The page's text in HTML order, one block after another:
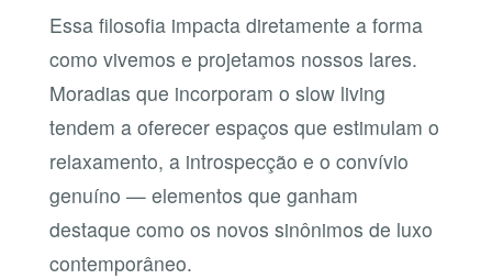
Essa filosofia impacta diretamente a forma
como vivemos e projetamos nossos lares.
Moradias que incorporam o slow living
tendem a oferecer espaços que estimulam o
relaxamento, a introspecção e o convívio
genuíno — elementos que ganham
destaque como os novos sinônimos de luxo
contemporâneo.